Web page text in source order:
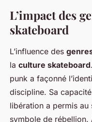
L’impact des
skateboard
L’influence des
la culture skateboard
punk a façonné
discipline. Sa
libération a permis
symbole de rébellion.